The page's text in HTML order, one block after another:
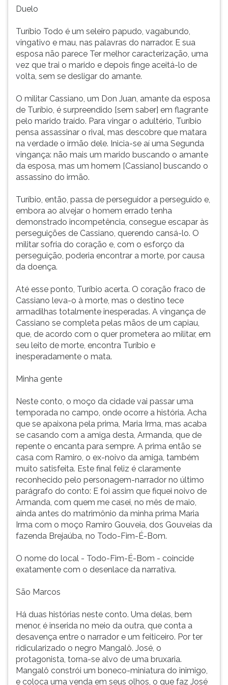
Duelo
Turíbio Todo é um seleiro papudo, vagabundo,
vingativo e mau, nas palavras do narrador. E sua
esposa não parece Ter melhor caracterização, uma
vez que trai o marido e depois finge aceitá-lo de
volta, sem se desligar do amante.
O militar Cassiano, um Don Juan, amante da esposa
de Turíbio, é surpreendido [sem saber] em flagrante
pelo marido traído. Para vingar o adultério, Turíbio
pensa assassinar o rival, mas descobre que matara
na verdade o irmão dele. Inicia-se aí uma Segunda
vingança: não mais um marido buscando o amante
da esposa, mas um homem [Cassiano] buscando o
assassino do irmão.
Turíbio, então, passa de perseguidor a perseguido e,
embora ao alvejar o homem errado tenha
demonstrado incompetência, consegue escapar às
perseguições de Cassiano, querendo cansá-lo. O
militar sofria do coração e, com o esforço da
perseguição, poderia encontrar a morte, por causa
da doença.
Até esse ponto, Turíbio acerta. O coração fraco de
Cassiano leva-o à morte, mas o destino tece
armadilhas totalmente inesperadas. A vingança de
Cassiano se completa pelas mãos de um capiau,
que, de acordo com o quer prometera ao militar, em
seu leito de morte, encontra Turíbio e
inesperadamente o mata.
Minha gente
Neste conto, o moço da cidade vai passar uma
temporada no campo, onde ocorre a história. Acha
que se apaixona pela prima, Maria Irma, mas acaba
se casando com a amiga desta, Armanda, que de
repente o encanta para sempre. A prima então se
casa com Ramiro, o ex-noivo da amiga, também
muito satisfeita. Este final feliz é claramente
reconhecido pelo personagem-narrador no último
parágrafo do conto: E foi assim que fiquei noivo de
Armanda, com quem me casei, no mês de maio,
ainda antes do matrimônio da minha prima Maria
Irma com o moço Ramiro Gouveia, dos Gouveias da
fazenda Brejaúba, no Todo-Fim-É-Bom.
O nome do local - Todo-Fim-É-Bom - coincide
exatamente com o desenlace da narrativa.
São Marcos
Há duas histórias neste conto. Uma delas, bem
menor, é inserida no meio da outra, que conta a
desavença entre o narrador e um feiticeiro. Por ter
ridicularizado o negro Mangalô. José, o
protagonista, torna-se alvo de uma bruxaria.
Mangalô constrói um boneco-miniatura do inimigo,
e coloca uma venda em seus olhos, o que faz José